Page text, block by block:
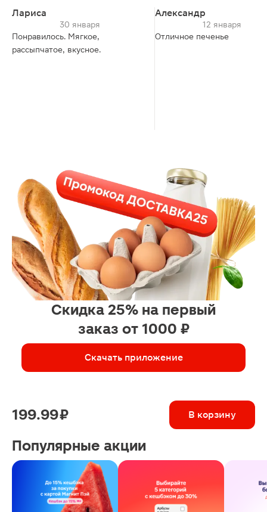
Лариса
30 января
Понравилось. Мягкое,
рассыпчатое, вкусное.
Александр
12 января
Отличное печенье
Скидка 25% на первый
заказ от 1000 ₽
Скачать приложение
199.99 ₽ В корзину
Популярные акции